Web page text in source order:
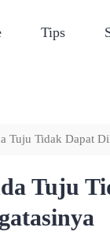
Tips
Tuju Tidak Dapat
Tuju